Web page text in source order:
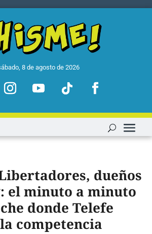
8 de agosto de 2026
dueños
el minuto a minuto
donde Telefe
competencia